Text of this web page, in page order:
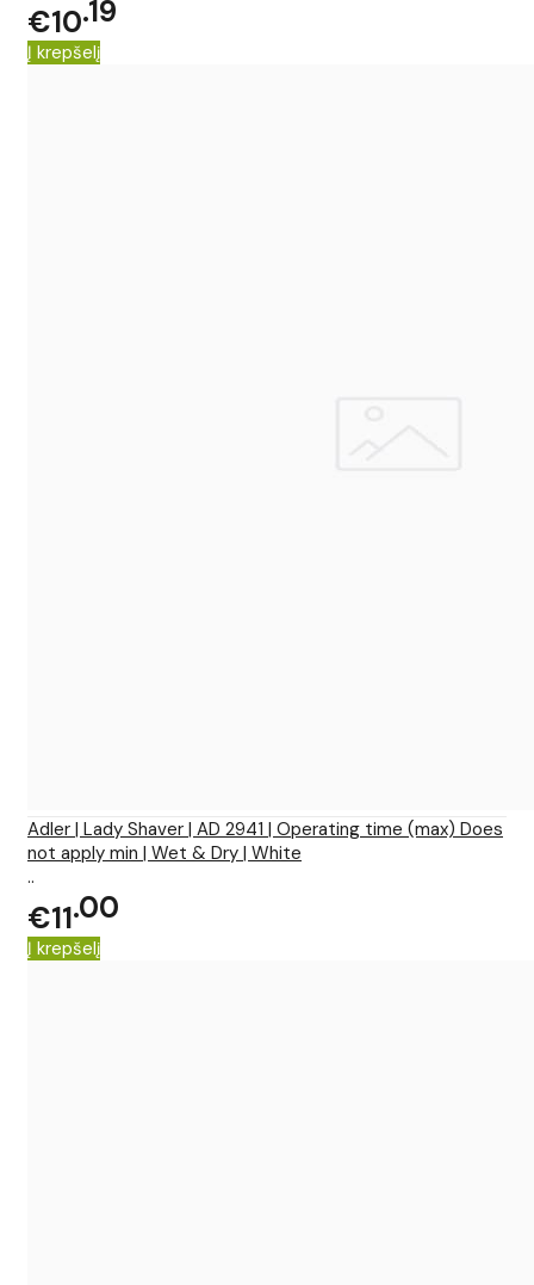
€10 19
Į krepšelį
Adler | Lady Shaver | AD 2941 | Operating time (max) Does
not apply min | Wet & Dry | White
..
€11 00
Į krepšelį